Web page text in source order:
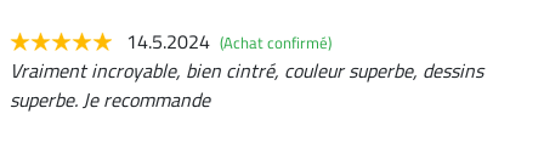
14.5.2024 (Achat confirmé)
Vraiment incroyable, bien cintré, couleur superbe, dessins
superbe. Je recommande